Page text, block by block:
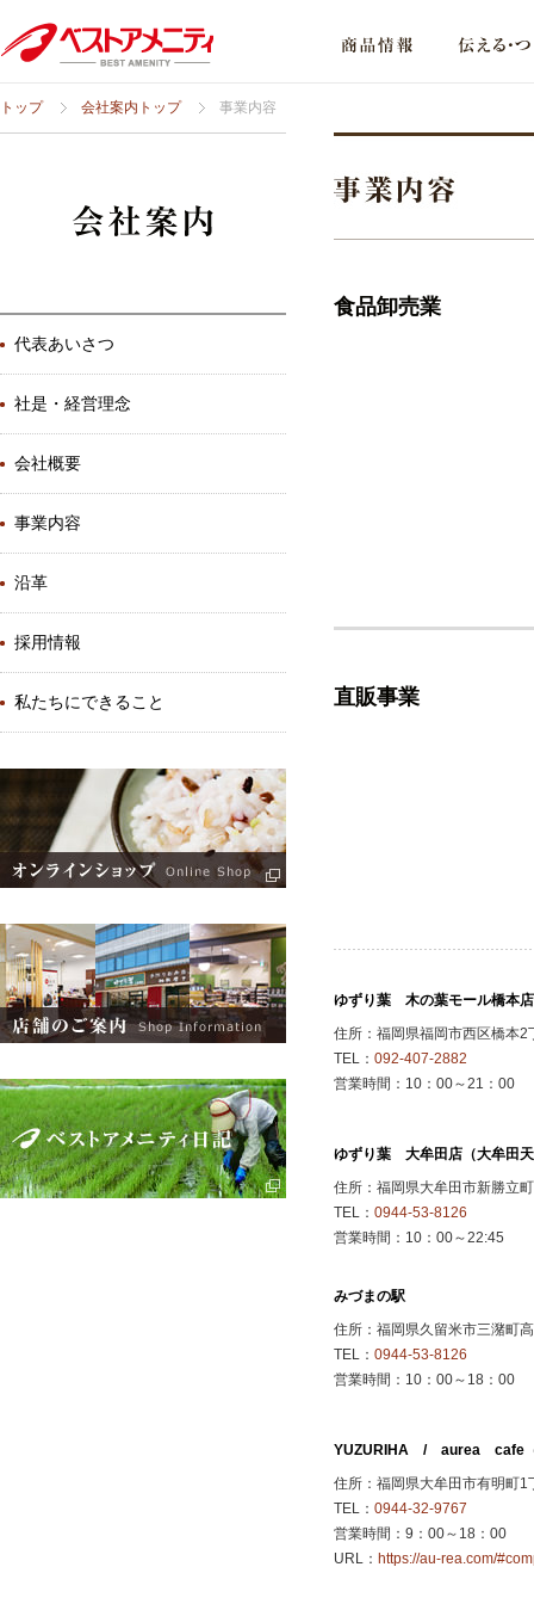
トップ 会社案内トップ 事業内容
食品卸売業
直販事業
ゆずり葉 木の葉モール橋本店
住所：福岡県福岡市西区橋本
TEL： 092-407-2882
営業時間：10：00～21：00
ゆずり葉 大牟田店（大牟田
住所：福岡県大牟田市新勝立
TEL： 0944-53-8126
営業時間：10：00～22:45
みづまの駅
住所：福岡県久留米市三潴町
TEL： 0944-53-8126
営業時間：10：00～18：00
YUZURIHA / aurea cafe
住所：福岡県大牟田市有明町
TEL： 0944-32-9767
営業時間：9：00～18：00
URL： https://au-rea.com/
代表あいさつ
社是・経営理念
会社概要
事業内容
沿革
採用情報
私たちにできること